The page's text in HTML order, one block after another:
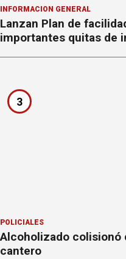
INFORMACION GENERAL
Lanzan Plan de
importantes quitas de
3
POLICIALES
Alcoholizado colisionó
cantero